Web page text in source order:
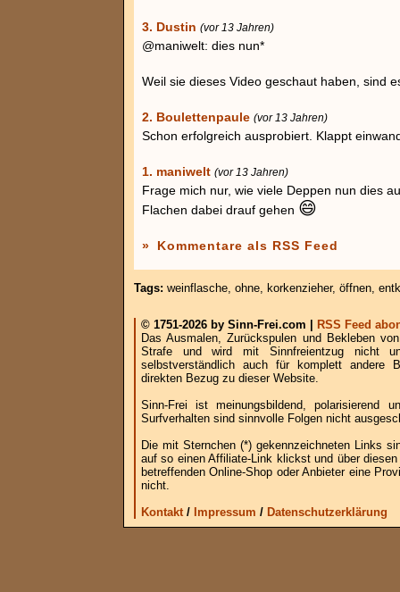
3. Dustin (vor 13 Jahren)
@maniwelt: dies nun*
Weil sie dieses Video geschaut haben, sind
2. Boulettenpaule (vor 13 Jahren)
Schon erfolgreich ausprobiert. Klappt
1. maniwelt (vor 13 Jahren)
Frage mich nur, wie viele Deppen nun dies
Flachen dabei drauf gehen 😄
» Kommentare als RSS Feed
Tags: weinflasche, ohne, korkenzieher, öffnen,
© 1751-2026 by Sinn-Frei.com |
RSS Feed
Das Ausmalen, Zurückspulen und Bekleben
Strafe und wird mit Sinnfreientzug nicht
selbstverständlich auch für komplett andere
direkten Bezug zu dieser Website.
Sinn-Frei ist meinungsbildend, polarisierend
Surfverhalten sind sinnvolle Folgen nicht
Die mit Sternchen (*) gekennzeichneten Links
auf so einen Affiliate-Link klickst und über
betreffenden Online-Shop oder Anbieter eine
nicht.
Kontakt/ Impressum / Datenschutzerklärung